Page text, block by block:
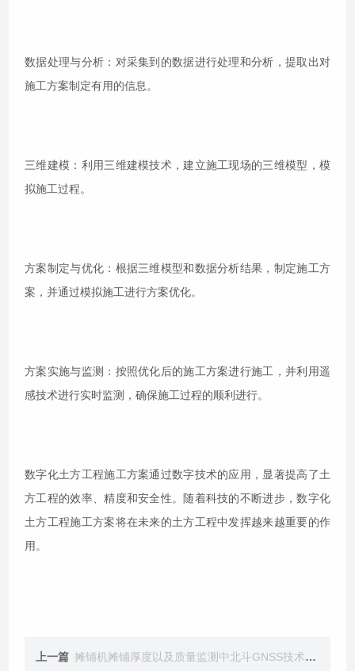
数据处理与分析：对采集到的数据进行处理和分析，提取出对
施工方案制定有用的信息。
三维建模：利用三维建模技术，建立施工现场的三维模型，模
拟施工过程。
方案制定与优化：根据三维模型和数据分析结果，制定施工方
案，并通过模拟施工进行方案优化。
方案实施与监测：按照优化后的施工方案进行施工，并利用遥
感技术进行实时监测，确保施工过程的顺利进行。
数字化土方工程施工方案通过数字技术的应用，显著提高了土
方工程的效率、精度和安全性。随着科技的不断进步，数字化
土方工程施工方案将在未来的土方工程中发挥越来越重要的作
用。
上一篇 摊铺机摊铺厚度以及质量监测中北斗GNSS技术的应用